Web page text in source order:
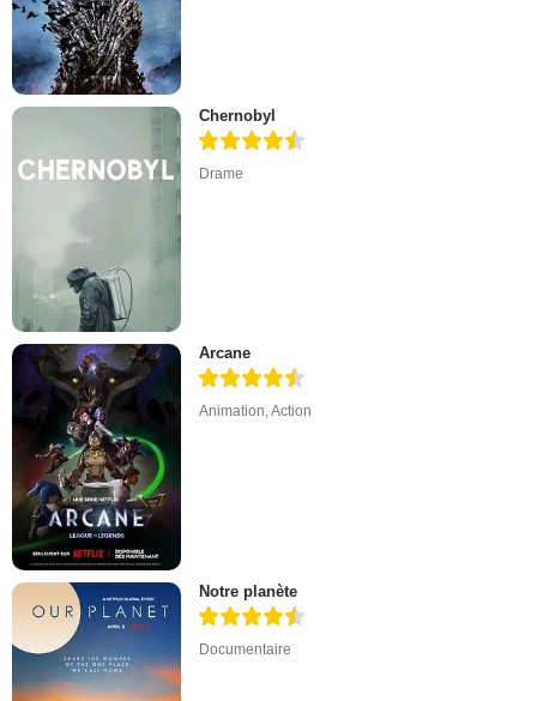
Chernobyl
Drame
Arcane
Animation,Action
Notre planète
Documentaire